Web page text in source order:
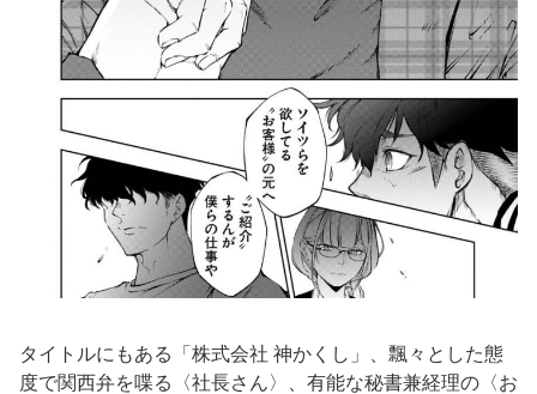
タイトルにもある「株式会社 神かくし」、飄々とした態
度で関西弁を喋る〈社長さん〉、有能な秘書兼経理の〈お